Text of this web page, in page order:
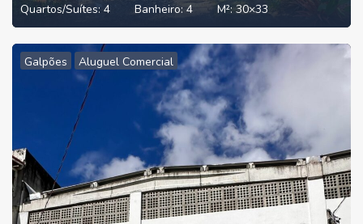
Quartos/Suítes: 4 Banheiro: 4 M²: 30×33
Galpões Aluguel Comercial